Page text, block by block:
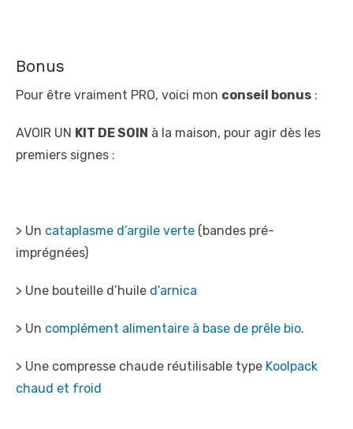
Bonus
Pour être vraiment PRO, voici mon conseil bonus :
AVOIR UN KIT DE SOIN à la maison, pour agir dès les
premiers signes :
> Un cataplasme d’argile verte (bandes pré-
imprégnées)
> Une bouteille d’huile d’arnica
> Un complément alimentaire à base de prêle bio.
> Une compresse chaude réutilisable type Koolpack
chaud et froid